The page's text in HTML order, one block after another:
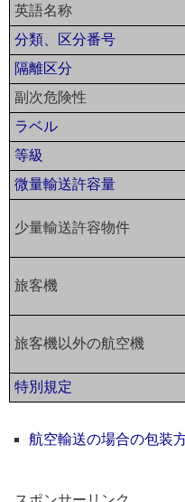
英語名称
分類、区分番号
隔離区分
副次危険性
ラベル
等級
微量輸送許容量
少量輸送許容物件
旅客機
旅客機以外の航空機
特別規定
航空輸送の場合の包装